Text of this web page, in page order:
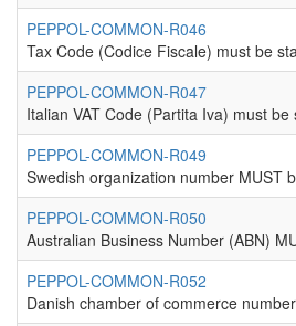
PEPPOL-COMMON-R046
Tax Code (Codice Fiscale) must be
PEPPOL-COMMON-R047
Italian VAT Code (Partita Iva) must
PEPPOL-COMMON-R049
Swedish organization number MUST
PEPPOL-COMMON-R050
Australian Business Number (ABN)
PEPPOL-COMMON-R052
Danish chamber of commerce